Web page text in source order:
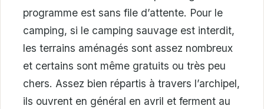
programme est sans file d’attente. Pour le
camping, si le camping sauvage est interdit,
les terrains aménagés sont assez nombreux
et certains sont même gratuits ou très peu
chers. Assez bien répartis à travers l’archipel,
ils ouvrent en général en avril et ferment au